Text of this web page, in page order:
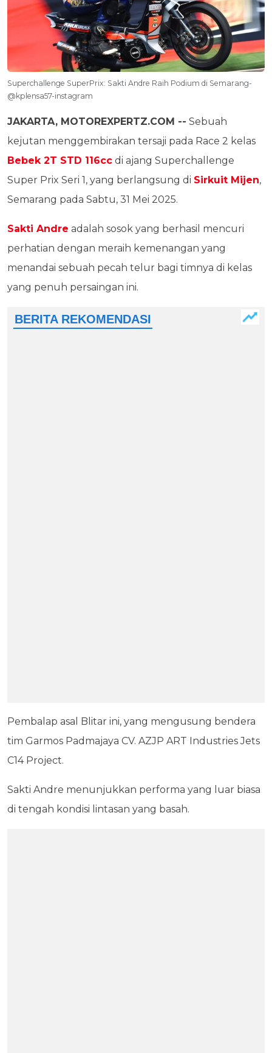
Superchallenge SuperPrix: Sakti Andre Raih Podium di Semarang-
@kplensa57-instagram
JAKARTA, MOTOREXPERTZ.COM -- Sebuah
kejutan menggembirakan tersaji pada Race 2 kelas
Bebek 2T STD 116cc di ajang Superchallenge
Super Prix Seri 1, yang berlangsung di Sirkuit Mijen,
Semarang pada Sabtu, 31 Mei 2025.
Sakti Andre adalah sosok yang berhasil mencuri
perhatian dengan meraih kemenangan yang
menandai sebuah pecah telur bagi timnya di kelas
yang penuh persaingan ini.
Pembalap asal Blitar ini, yang mengusung bendera
tim Garmos Padmajaya CV. AZJP ART Industries Jets
C14 Project.
Sakti Andre menunjukkan performa yang luar biasa
di tengah kondisi lintasan yang basah.